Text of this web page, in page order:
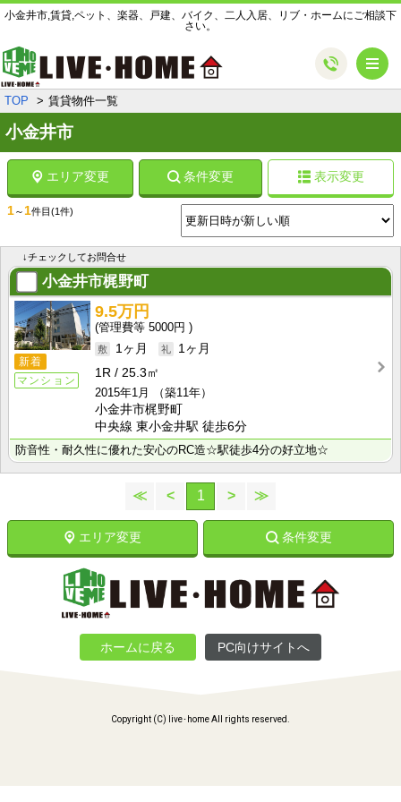
小金井市,賃貸,ペット、楽器、戸建、バイク、二人入居、リブ・ホームにご相談下
さい。
TOP 賃貸物件一覧
小金井市
エリア変更 条件変更 表示変更
1～1件目 (1件)
↓チェックしてお問合せ
小金井市梶野町
新着
マンション
9.5万円
5000円
1ヶ月
1ヶ月
1R
25.3㎡
2015年1月
（築11年）
小金井市梶野町
中央線 東小金井駅 徒歩6分
防音性・耐久性に優れた安心のRC造☆駅徒歩4分の好立地☆
≪ < 1 > ≫
エリア変更 条件変更
ホームに戻る PC向けサイトへ
Copyright (C) live･home All rights reserved.